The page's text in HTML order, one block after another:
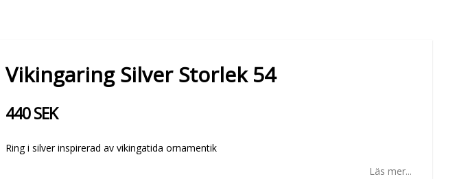
Vikingaring Silver Storlek 54
440 SEK
Ring i silver inspirerad av vikingatida ornamentik
Läs mer...